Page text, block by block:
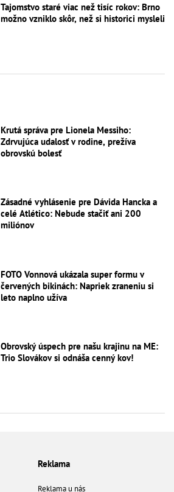
Tajomstvo staré viac než tisíc rokov: Brno
možno vzniklo skôr, než si historici mysleli
Krutá správa pre Lionela Messiho:
Zdrvujúca udalosť v rodine, prežíva
obrovskú bolesť
Zásadné vyhlásenie pre Dávida Hancka a
celé Atlético: Nebude stačiť ani 200
miliónov
FOTO Vonnová ukázala super formu v
červených bikinách: Napriek zraneniu si
leto naplno užíva
Obrovský úspech pre našu krajinu na ME:
Trio Slovákov si odnáša cenný kov!
Reklama
Reklama u nás